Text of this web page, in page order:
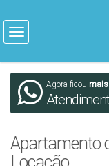
Agora ficou mais
Apartamento